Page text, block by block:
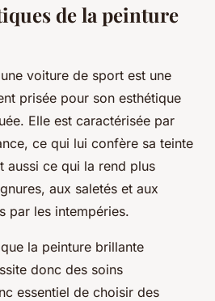
de la peinture
voiture de sport est une
prisée pour son esthétique
Elle est caractérisée par
ce qui lui confère sa teinte
aussi ce qui la rend plus
aux saletés et aux
par les intempéries.
la peinture brillante
donc des soins
essentiel de choisir des